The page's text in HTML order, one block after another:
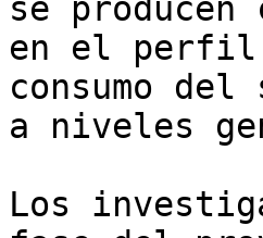
se
en el perfil
consumo
a niveles
Los